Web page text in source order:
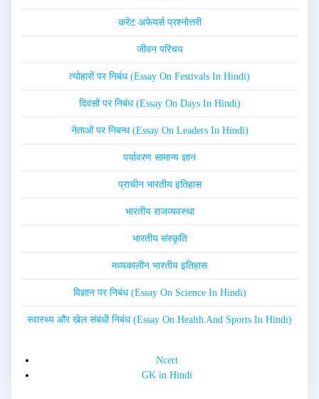
करेंट अफेयर्स प्रश्नोत्तरी
जीवन परिचय
त्योहारों पर निबंध (Essay On Festivals In Hindi)
दिवसों पर निबंध (Essay On Days In Hindi)
नेताओं पर निबन्ध (Essay On Leaders In Hindi)
पर्यावरण सामान्य ज्ञान
प्राचीन भारतीय इतिहास
भारतीय राजव्यवस्था
भारतीय संस्कृति
मध्यकालीन भारतीय इतिहास
विज्ञान पर निबंध (Essay On Science In Hindi)
स्वास्थ्य और खेल संबंधी निबंध (Essay On Health And Sports In Hindi)
Ncert
GK in Hindi